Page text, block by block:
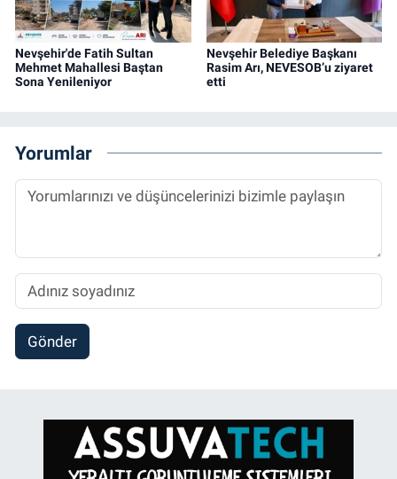
Nevşehir'de Fatih Sultan
Mehmet Mahallesi Baştan
Sona Yenileniyor
Nevşehir Belediye Başkanı
Rasim Arı, NEVESOB’u ziyaret
etti
Yorumlar
Gönder